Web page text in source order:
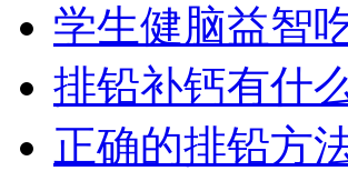
学生健脑益智
排铅补钙有什
正确的排铅方